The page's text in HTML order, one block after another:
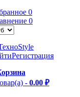
0
0
Регистрация
- 0.00 ₽